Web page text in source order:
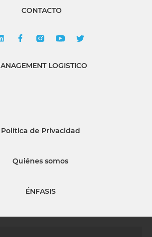
CONTACTO
LOGISTICO
Política de Privacidad
Quiénes somos
ÉNFASIS